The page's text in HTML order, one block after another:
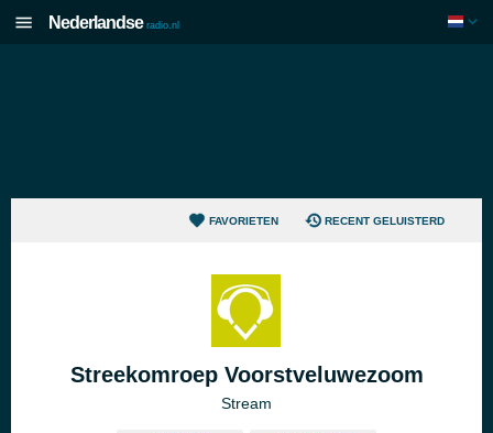
Nederlandse radio.nl
FAVORIETEN RECENT GELUISTERD
Streekomroep Voorstveluwezoom
Stream